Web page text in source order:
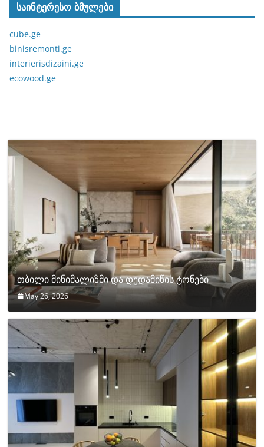
საინტერესო ბმულები
cube.ge
binisremonti.ge
interierisdizaini.ge
ecowood.ge
თბილი მინიმალიზმი და დედამიწის ტონები
May 26, 2026